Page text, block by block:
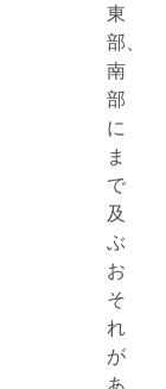
東
部、
南
部
に
ま
で
及
ぶ
お
そ
れ
が